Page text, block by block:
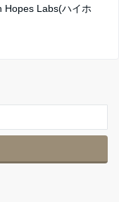
Hopes Labs(ハイホ